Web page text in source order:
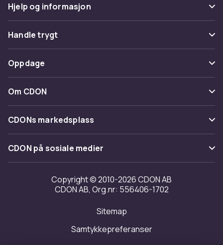
Hjelp og informasjon
Vanlige spørsmål
Spor pakke
Angre & returner her
Kontakt oss
Handle trygt
Betaling
Levering
Tilbakekallinger
Oppdage
Kategorier
Varemerker
Om CDON
Om oss
Kundeanmeldelser
Jobbe på CDON
Investor relations
Tilgjengelighet
CDONs markedsplass
Merchant Help Center
CDON på sosiale medier
Copyright © 2010-2026 CDON AB
CDON AB, Org.nr: 556406-1702
Sitemap
Samtykkepreferanser